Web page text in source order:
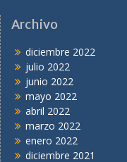
Archivo
diciembre 2022
julio 2022
junio 2022
mayo 2022
abril 2022
marzo 2022
enero 2022
diciembre 2021